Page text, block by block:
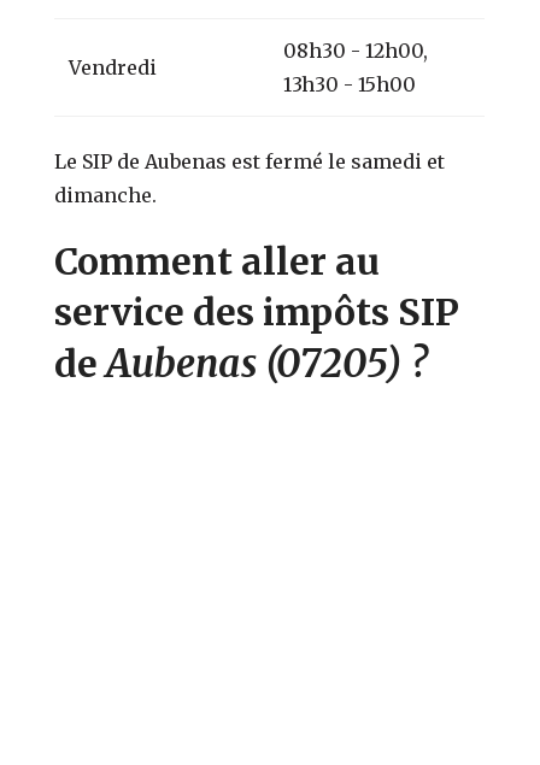
Vendredi
08h30 - 12h00,
13h30 - 15h00
Le SIP de Aubenas est fermé le samedi et
dimanche.
Comment aller au
service des impôts SIP
deAubenas (07205) ?